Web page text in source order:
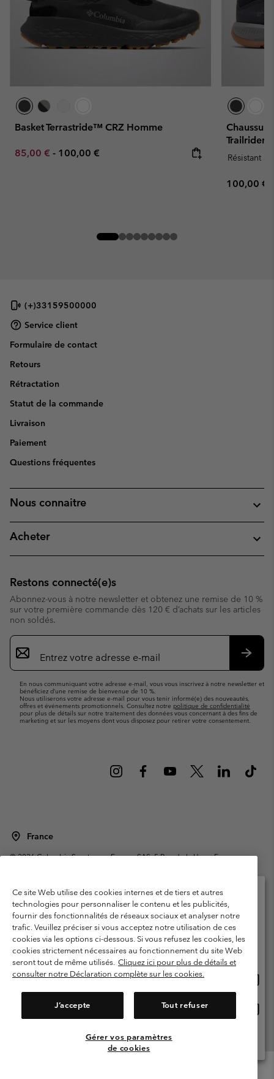
Basket Terrastride™ CRZ Homme
Minimum sale price:
85,00 € - Maximum price:
100,00 €
Trailrider
Résistant à
Regular
100,00 €
(+)33159500000
Service client
Formulaire de contact
Retours
Rétractation
Statut de la commande
Livraison
Paiement
Questions fréquentes
Nous connaitre
Acheter
Restons connecté(e)s
Abonnez-vous à notre newsletter et obtenez une remise de 10 %
sur votre première commande dès 120 € d’achats sur les articles
non soldés.
Inscription
par
e-
En nous communiquant votre adresse e-mail, vous vous inscrivez à notre newsletter et
bénéficiez d’une remise de bienvenue de 10 %.
Nous utiliserons votre adresse e-mail pour vous tenir informé(e) des nouveautés,
offres et événements promotionnels. Consultez notre politique de confidentialité
pour plus de détails sur notre traitement des données vous concernant à des fins de
marketing et sur les moyens dont vous disposez pour retirer votre consentement.
France
©2026Columbia Sportswear Europe SAS. 5 Rue de la Haye, Espace
Garanties Légales
Politique de confidentialité
Conditions d'utilisation - Membres
Conditions D'utilisation - Contenu généré par l'utilisateur
Impressum
Cookies
Public CBCR
Service client: Lun - Sam de 9h à 13h et de 14h à 18h
Ce site Web utilise des cookies internes et de tiers et autres
technologies pour personnaliser le contenu et les publicités,
fournir des fonctionnalités de réseaux sociaux et analyser notre
trafic. Veuillez préciser si vous acceptez notre utilisation de ces
cookies via les options ci-dessous. Si vous refusez les cookies, les
cookies strictement nécessaires au fonctionnement du site Web
seront tout de même utilisés. Cliquez ici pour plus de détails et
consulter notre Déclaration complète sur les cookies.
J’accepte Tout refuser
Gérer vos paramètres
de cookies
Veuillez sélectionner votre pays d’expédition et
votre langue
Achats en ligne disponibles
United States
ligne
France
Voir Tous Les Pays